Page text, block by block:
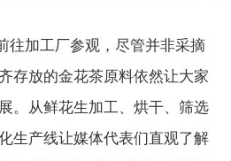
加工厂参观，尽管并非采摘
存放的金花茶原料依然让大家
。从鲜花生加工、烘干、筛选
生产线让媒体代表们直观了解